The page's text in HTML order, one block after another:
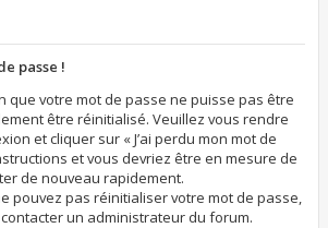
passe !
que votre mot de passe ne puisse pas être
être réinitialisé. Veuillez vous rendre
et cliquer sur « J’ai perdu mon mot de
et vous devriez être en mesure de
de nouveau rapidement.
pouvez pas réinitialiser votre mot de passe,
un administrateur du forum.